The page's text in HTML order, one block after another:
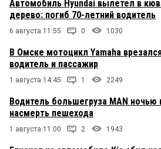
Автомобиль Hyundai вылетел в
дерево: погиб 70-летний водитель
6 августа 11:55 0 1030
В Омске мотоцикл Yamaha
водитель и пассажир
1 августа 14:45 1 2249
Водитель большегруза MAN ночью
насмерть пешехода
1 августа 11:00 2 1943